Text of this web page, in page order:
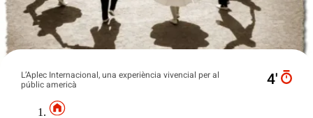
L’Aplec Internacional, una experiència vivencial per al
públic americà
4′